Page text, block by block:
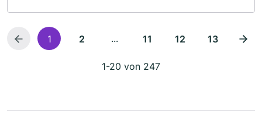
1 2 ... 11 12 13
1-20 von 247